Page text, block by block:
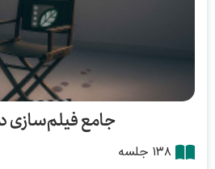
جامع فیلم‌سازی
۱۳۸ جلسه